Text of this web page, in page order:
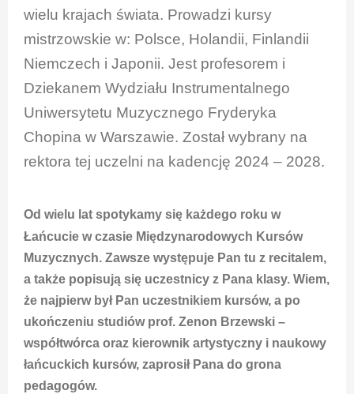
wielu krajach świata. Prowadzi kursy
mistrzowskie w: Polsce, Holandii, Finlandii
Niemczech i Japonii. Jest profesorem i
Dziekanem Wydziału Instrumentalnego
Uniwersytetu Muzycznego Fryderyka
Chopina w Warszawie. Został wybrany na
rektora tej uczelni na kadencję 2024 – 2028.
Od wielu lat spotykamy się każdego roku w
Łańcucie w czasie Międzynarodowych Kursów
Muzycznych. Zawsze występuje Pan tu z recitalem,
a także popisują się uczestnicy z Pana klasy. Wiem,
że najpierw był Pan uczestnikiem kursów, a po
ukończeniu studiów prof. Zenon Brzewski –
współtwórca oraz kierownik artystyczny i naukowy
łańcuckich kursów, zaprosił Pana do grona
pedagogów.